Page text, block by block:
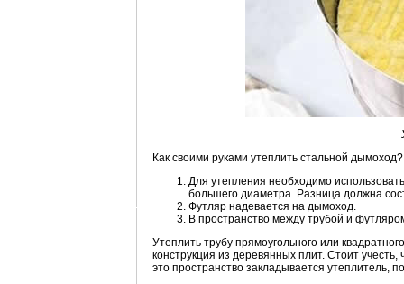
Как своими руками утеплить стальной
Для утепления необходимо
большего диаметра. Разница должна
Футляр надевается на дымоход.
В пространство между трубой и
Утеплить трубу прямоугольного или
конструкция из деревянных плит. Стоит
это пространство закладывается утеплитель,